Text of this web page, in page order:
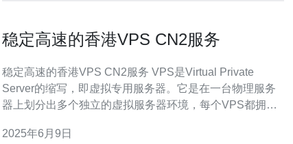
稳定高速的香港VPS CN2服务
稳定高速的香港VPS CN2服务 VPS是Virtual Private
Server的缩写，即虚拟专用服务器。它是在一台物理服务
器上划分出多个独立的虚拟服务器环境，每个VPS都拥有
程序。 香港VPS CN2服务是指在香港地区提供的VPS服务
2025年6月9日